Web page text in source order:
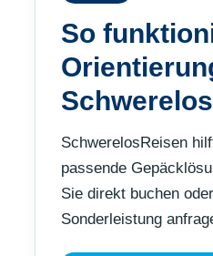
So
SchwerelosReisen
passende
Sie direkt buchen
Sonderleistung